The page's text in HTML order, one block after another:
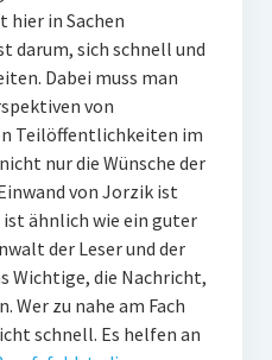
hier in Sachen
darum, sich schnell und
Dabei muss man
von
Teilöffentlichkeiten im
nur die Wünsche der
von Jorzik ist
ähnlich wie ein guter
der Leser und der
Wichtige, die Nachricht,
Wer zu nahe am Fach
schnell. Es helfen an